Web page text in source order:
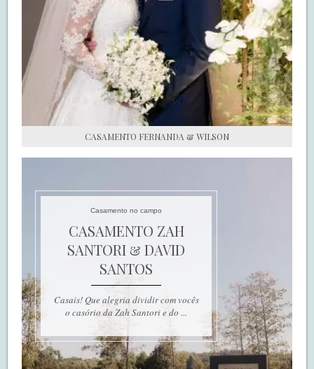
CASAMENTO FERNANDA & WILSON
Casamento no campo
CASAMENTO ZAH
SANTORI & DAVID
SANTOS
Casais! Que alegria dividir com vocês
o casório da Zah Santori e do ...